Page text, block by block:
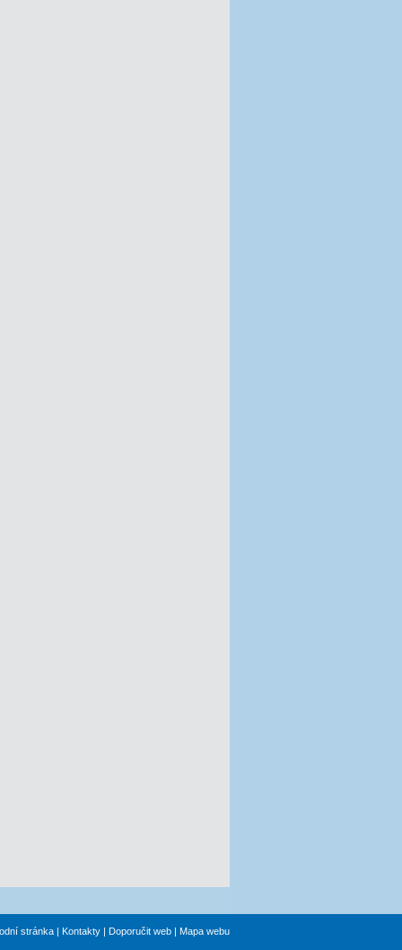
stránka | Kontakty | Doporučit web | Mapa webu